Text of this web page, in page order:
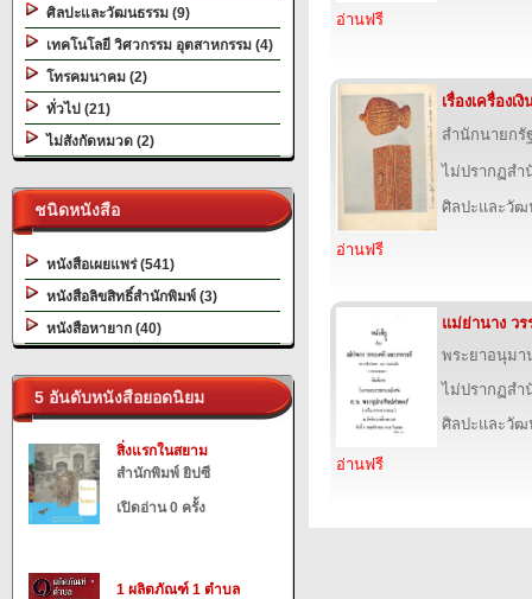
ศิลปะและวัฒนธรรม (9)
เทคโนโลยี วิศวกรรม อุตสาหกรรม (4)
โทรคมนาคม (2)
ทั่วไป (21)
ไม่สังกัดหมวด (2)
ชนิดหนังสือ
หนังสือเผยแพร่ (541)
หนังสือลิขสิทธิ์สำนักพิมพ์ (3)
หนังสือหายาก (40)
5 อันดับหนังสือยอดนิยม
สิ่งแรกในสยาม
สำนักพิมพ์ ยิปซี
เปิดอ่าน 0 ครั้ง
1 ผลิตภัณฑ์ 1 ตำบล
อ่านฟรี
เรื่องเครื่องเ
สำนักนายกรั
ไม่ปรากฏส
ศิลปะและวัฒ
อ่านฟรี
แม่ย่านาง ว
พระยาอนุมา
ไม่ปรากฏส
ศิลปะและวัฒ
อ่านฟรี